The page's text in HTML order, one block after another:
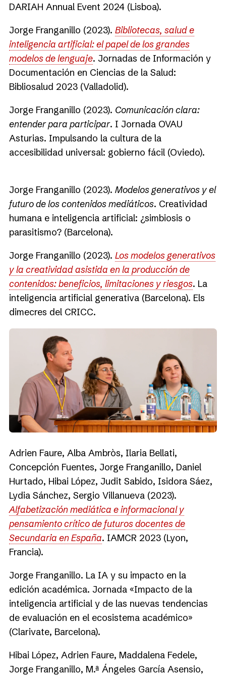
DARIAH Annual Event 2024 (Lisboa).
Jorge Franganillo (2023). Bibliotecas, salud e
inteligencia artificial: el papel de los grandes
modelos de lenguaje. Jornadas de Información y
Documentación en Ciencias de la Salud:
Bibliosalud 2023 (Valladolid).
Jorge Franganillo (2023). Comunicación clara:
entender para participar. I Jornada OVAU
Asturias. Impulsando la cultura de la
accesibilidad universal: gobierno fácil (Oviedo).
Jorge Franganillo (2023). Modelos generativos y el
futuro de los contenidos mediáticos. Creatividad
humana e inteligencia artificial: ¿simbiosis o
parasitismo? (Barcelona).
Jorge Franganillo (2023). Los modelos generativos
y la creatividad asistida en la producción de
contenidos: beneficios, limitaciones y riesgos. La
inteligencia artificial generativa (Barcelona). Els
dimecres del CRICC.
Adrien Faure, Alba Ambròs, Ilaria Bellati,
Concepción Fuentes, Jorge Franganillo, Daniel
Hurtado, Hibai López, Judit Sabido, Isidora Sáez,
Lydia Sánchez, Sergio Villanueva (2023).
Alfabetización mediática e informacional y
pensamiento crítico de futuros docentes de
Secundaria en España. IAMCR 2023 (Lyon,
Francia).
Jorge Franganillo. La IA y su impacto en la
edición académica. Jornada «Impacto de la
inteligencia artificial y de las nuevas tendencias
de evaluación en el ecosistema académico»
(Clarivate, Barcelona).
Hibai López, Adrien Faure, Maddalena Fedele,
Jorge Franganillo, M.ª Ángeles García Asensio,